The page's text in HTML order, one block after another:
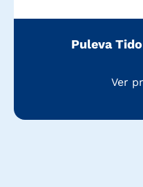
Puleva
Ver